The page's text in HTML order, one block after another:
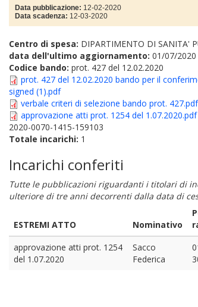
Data pubblicazione: 12-02-2020
Data scadenza: 12-03-2020
Centro di spesa: DIPARTIMENTO DI SANITA'
data dell'ultimo aggiornamento: 01/07/2020
Codice bando: prot. 427 del 12.02.2020
prot. 427 del 12.02.2020 bando per il
signed (1).pdf
verbale criteri di selezione bando prot. 427.pdf
approvazione atti prot. 1254 del 1.07.2020.pdf
2020-0070-1415-159103
Totale incarichi: 1
Incarichi conferiti
Tutte le pubblicazioni riguardanti i titolari di
ulteriore di tre anni decorrenti dalla data di
ESTREMI ATTO Nominativo
approvazione atti prot. 1254
del 1.07.2020
Sacco
Federica